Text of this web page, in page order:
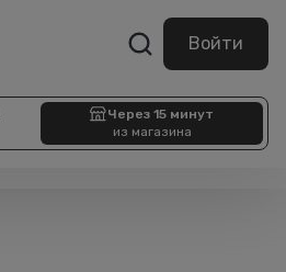
Войти
Через 15 минут
из магазина